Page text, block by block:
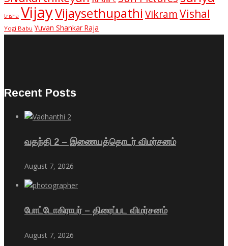
trisha VijayVijaysethupathi VikramVishal
Yogi Babu Yuvan Shankar Raja
Recent Posts
வதந்தி 2 – இணையத்தொடர் விமர்சனம்
August 7, 2026
போட்டோகிராபர் – திரைப்பட விமர்சனம்
August 7, 2026